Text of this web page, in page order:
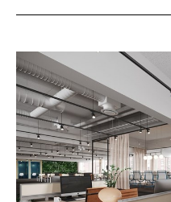
Götaverksgatan 2